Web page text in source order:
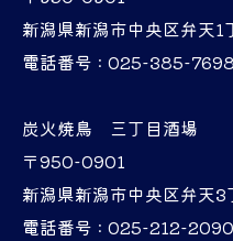
新潟県新潟市中央区弁天
電話番号 : 025-385-7698
炭火焼鳥 三丁目酒場
〒950-0901
新潟県新潟市中央区弁天
電話番号 : 025-212-2090